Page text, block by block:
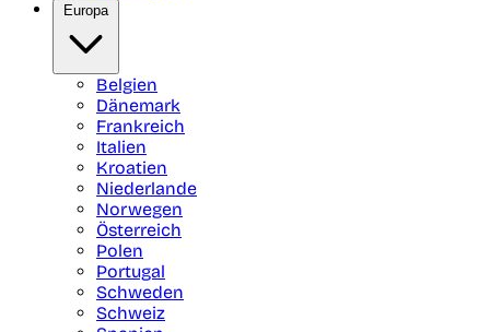
Europa
Belgien
Dänemark
Frankreich
Italien
Kroatien
Niederlande
Norwegen
Österreich
Polen
Portugal
Schweden
Schweiz